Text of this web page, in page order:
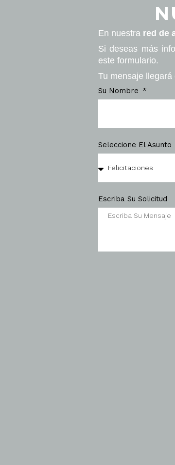
En nuestra red de
Si deseas más
este formulario.
Tu mensaje
Su Nombre
Seleccione El Asunto
Escriba Su Solicitud